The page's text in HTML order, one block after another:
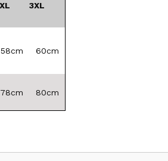
3XL
58cm 60cm
78cm 80cm